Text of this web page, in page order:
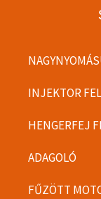
INJEKTOR
HENGERFEJ
ADAGOLÓ
FŰZÖTT